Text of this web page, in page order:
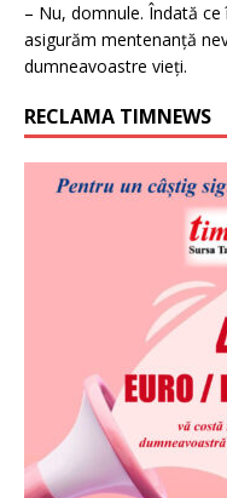
– Nu, domnule. Îndată
asigurăm mentenanță
dumneavoastre vieți.
RECLAMA TIMNEWS